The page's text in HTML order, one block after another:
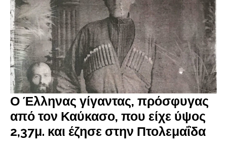
Ο Έλληνας γίγαντας, πρόσφυγας
από τον Καύκασο, που είχε ύψος
2,37μ. και έζησε στην Πτολεμαΐδα